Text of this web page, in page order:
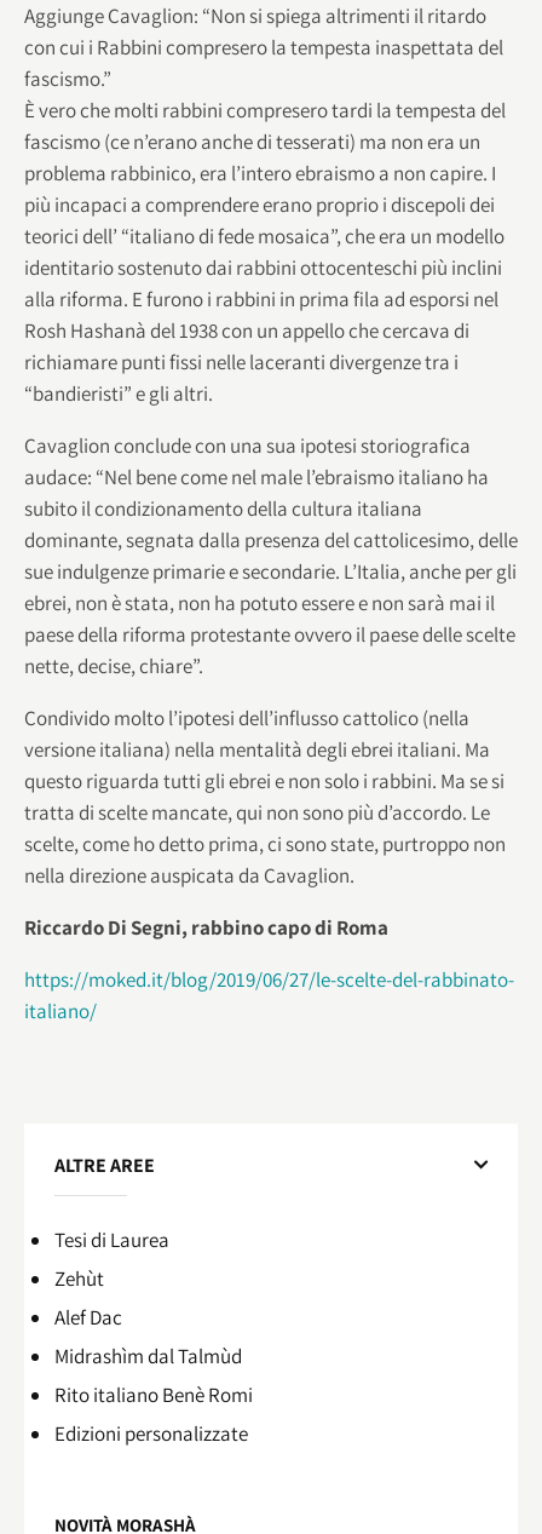
Aggiunge Cavaglion: “Non si spiega altrimenti il ritardo
con cui i Rabbini compresero la tempesta inaspettata del
fascismo.”
È vero che molti rabbini compresero tardi la tempesta del
fascismo (ce n’erano anche di tesserati) ma non era un
problema rabbinico, era l’intero ebraismo a non capire. I
più incapaci a comprendere erano proprio i discepoli dei
teorici dell’ “italiano di fede mosaica”, che era un modello
identitario sostenuto dai rabbini ottocenteschi più inclini
alla riforma. E furono i rabbini in prima fila ad esporsi nel
Rosh Hashanà del 1938 con un appello che cercava di
richiamare punti fissi nelle laceranti divergenze tra i
“bandieristi” e gli altri.
Cavaglion conclude con una sua ipotesi storiografica
audace: “Nel bene come nel male l’ebraismo italiano ha
subito il condizionamento della cultura italiana
dominante, segnata dalla presenza del cattolicesimo, delle
sue indulgenze primarie e secondarie. L’Italia, anche per gli
ebrei, non è stata, non ha potuto essere e non sarà mai il
paese della riforma protestante ovvero il paese delle scelte
nette, decise, chiare”.
Condivido molto l’ipotesi dell’influsso cattolico (nella
versione italiana) nella mentalità degli ebrei italiani. Ma
questo riguarda tutti gli ebrei e non solo i rabbini. Ma se si
tratta di scelte mancate, qui non sono più d’accordo. Le
scelte, come ho detto prima, ci sono state, purtroppo non
nella direzione auspicata da Cavaglion.
Riccardo Di Segni, rabbino capo di Roma
https://moked.it/blog/2019/06/27/le-scelte-del-rabbinato-
italiano/
ALTRE AREE
Tesi di Laurea
Zehùt
Alef Dac
Midrashìm dal Talmùd
Rito italiano Benè Romi​
Edizioni personalizzate
NOVITÀ MORASHÀ